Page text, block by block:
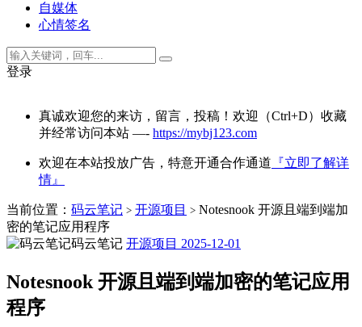
自媒体
心情签名
登录
真诚欢迎您的来访，留言，投稿！欢迎（Ctrl+D）收藏
并经常访问本站 —- https://mybj123.com
欢迎在本站投放广告，特意开通合作通道 『立即了解详
情』
当前位置： 码云笔记 > 开源项目 > Notesnook 开源且端到端加
密的笔记应用程序
码云笔记 开源项目 2025-12-01
Notesnook 开源且端到端加密的笔记应用
程序